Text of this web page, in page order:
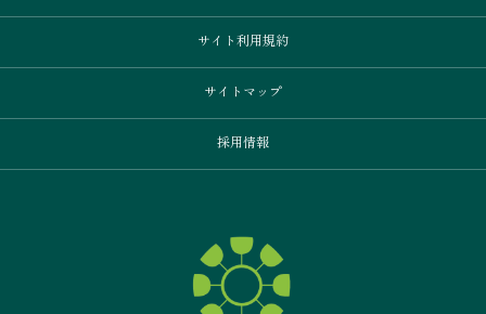
サイト利用規約
サイトマップ
採用情報